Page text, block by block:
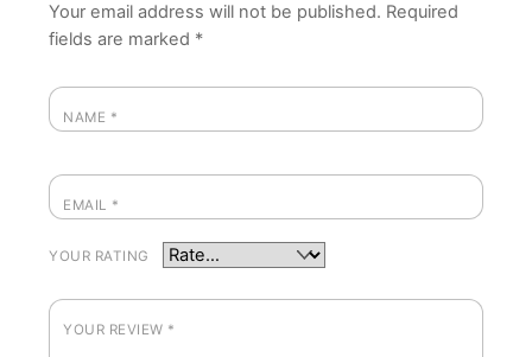
Your email address will not be published. Required
fields are marked *
NAME *
EMAIL *
YOUR RATING
YOUR REVIEW *